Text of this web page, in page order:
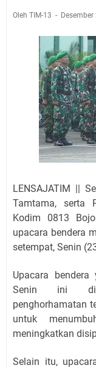
Oleh TIM-13
LENSAJATIM ||
Tamtama, serta
Kodim 0813
upacara bendera
setempat, Senin
Upacara
Senin ini
penghorhamatan
untuk
meningkatkan
Selain itu,